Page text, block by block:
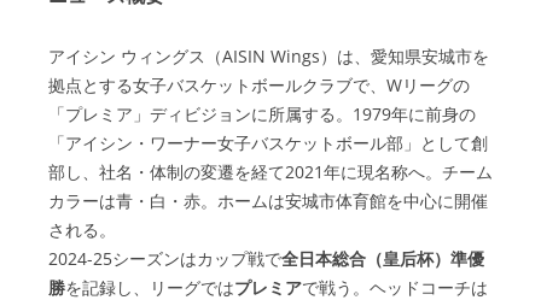
アイシン ウィングス（AISIN Wings）は、愛知県安城市を
拠点とする女子バスケットボールクラブで、Wリーグの
「プレミア」ディビジョンに所属する。1979年に前身の
「アイシン・ワーナー女子バスケットボール部」として創
部し、社名・体制の変遷を経て2021年に現名称へ。チーム
カラーは青・白・赤。ホームは安城市体育館を中心に開催
される。
2024-25シーズンはカップ戦で全日本総合（皇后杯）準優
勝を記録し、リーグではプレミアで戦う。ヘッドコーチは